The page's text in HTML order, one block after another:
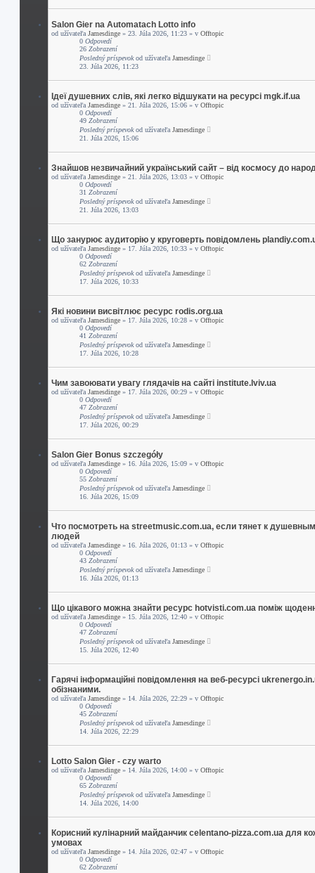
Salon Gier na Automatach Lotto info
od užívateľa Jamesdinge » 23. Júla 2026, 11:23 » v Offtopic
0 Odpovedí
26 Zobrazení
Posledný príspevokod užívateľa Jamesdinge
23. Júla 2026, 11:23
Ідеї душевних слів, які легко відшукати на ресурсі mgk.if.ua
od užívateľa Jamesdinge » 21. Júla 2026, 15:06 » v Offtopic
0 Odpovedí
49 Zobrazení
Posledný príspevokod užívateľa Jamesdinge
21. Júla 2026, 15:06
Знайшов незвичайний український сайт – від космосу до
od užívateľa Jamesdinge » 21. Júla 2026, 13:03 » v Offtopic
0 Odpovedí
31 Zobrazení
Posledný príspevokod užívateľa Jamesdinge
21. Júla 2026, 13:03
Що занурює аудиторію у круговерть повідомлень
od užívateľa Jamesdinge » 17. Júla 2026, 10:33 » v Offtopic
0 Odpovedí
62 Zobrazení
Posledný príspevokod užívateľa Jamesdinge
17. Júla 2026, 10:33
Які новини висвітлює ресурс rodis.org.ua
od užívateľa Jamesdinge » 17. Júla 2026, 10:28 » v Offtopic
0 Odpovedí
41 Zobrazení
Posledný príspevokod užívateľa Jamesdinge
17. Júla 2026, 10:28
Чим завоювати увагу глядачів на сайті institute.lviv.ua
od užívateľa Jamesdinge » 17. Júla 2026, 00:29 » v Offtopic
0 Odpovedí
47 Zobrazení
Posledný príspevokod užívateľa Jamesdinge
17. Júla 2026, 00:29
Salon Gier Bonus szczegóły
od užívateľa Jamesdinge » 16. Júla 2026, 15:09 » v Offtopic
0 Odpovedí
55 Zobrazení
Posledný príspevokod užívateľa Jamesdinge
16. Júla 2026, 15:09
Что посмотреть на streetmusic.com.ua, если тянет к
людей
od užívateľa Jamesdinge » 16. Júla 2026, 01:13 » v Offtopic
0 Odpovedí
43 Zobrazení
Posledný príspevokod užívateľa Jamesdinge
16. Júla 2026, 01:13
Що цікавого можна знайти ресурс hotvisti.com.ua поміж
od užívateľa Jamesdinge » 15. Júla 2026, 12:40 » v Offtopic
0 Odpovedí
47 Zobrazení
Posledný príspevokod užívateľa Jamesdinge
15. Júla 2026, 12:40
Гарячі інформаційні повідомлення на веб-ресурсі
обізнаними.
od užívateľa Jamesdinge » 14. Júla 2026, 22:29 » v Offtopic
0 Odpovedí
45 Zobrazení
Posledný príspevokod užívateľa Jamesdinge
14. Júla 2026, 22:29
Lotto Salon Gier - czy warto
od užívateľa Jamesdinge » 14. Júla 2026, 14:00 » v Offtopic
0 Odpovedí
65 Zobrazení
Posledný príspevokod užívateľa Jamesdinge
14. Júla 2026, 14:00
Корисний кулінарний майданчик celentano-pizza.com.ua для
умовах
od užívateľa Jamesdinge » 14. Júla 2026, 02:47 » v Offtopic
0 Odpovedí
62 Zobrazení